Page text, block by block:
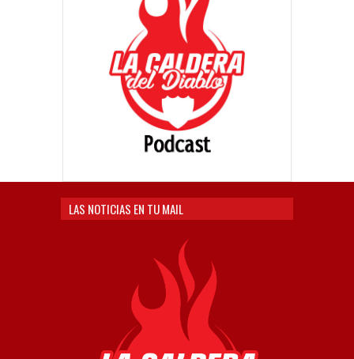
LAS NOTICIAS EN TU MAIL